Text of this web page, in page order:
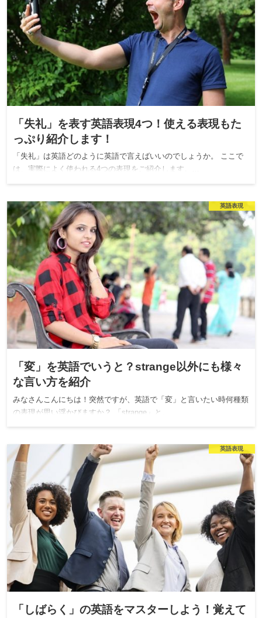
「失礼」を表す英語表現4つ！使える表現もた
っぷり紹介します！
「失礼」は英語どのように英語で言えばいいのでしょうか。 ここで
は、実際によく使われる4つの表現をご紹介します。…
英語表現
「変」を英語でいうと？strange以外にも様々
な言い方を紹介
みなさんこんにちは！突然ですが、英語で「変」と言いたい時何種類
の表現が思い浮かびますか？ 「strange」と…
英語表現
「しばらく」の英語をマスターしよう！覚えて